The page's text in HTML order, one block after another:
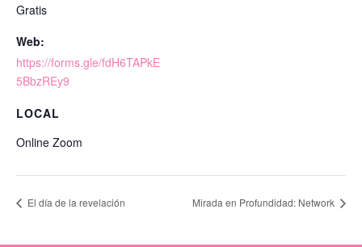
Gratis
Web:
https://forms.gle/fdH6TAPkE
5BbzREy9
LOCAL
Online Zoom
El día de la revelación Mirada en Profundidad: Network